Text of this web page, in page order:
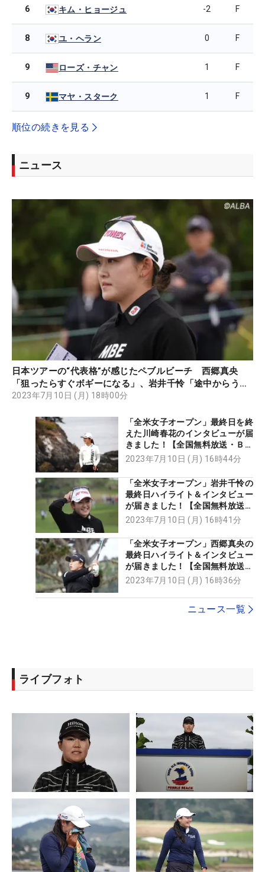
6 キム・ヒョージュ -2 F
8 ユ・ヘラン 0 F
9 ローズ・チャン 1 F
9 マヤ・スターク 1 F
順位の続きを見る
ニュース
日本ツアーの“代表格”が感じたペブルビーチ 西郷真央
「狙ったらすぐボギーになる」、岩井千怜「途中からうま
くいかなくて」
2023年7月10日 (月) 18時00分
「全米女子オープン」最終日を終
えた川崎春花のインタビューが届
きました！【全国無料放送・ＢＳ
松竹東急 特別動画】
2023年7月10日 (月) 16時44分
「全米女子オープン」岩井千怜の
最終日ハイライト＆インタビュー
が届きました！【全国無料放送・
ＢＳ松竹東急 特別動画】
2023年7月10日 (月) 16時41分
「全米女子オープン」西郷真央の
最終日ハイライト＆インタビュー
が届きました！【全国無料放送・
ＢＳ松竹東急 特別動画】
2023年7月10日 (月) 16時36分
ニュース一覧
ライブフォト